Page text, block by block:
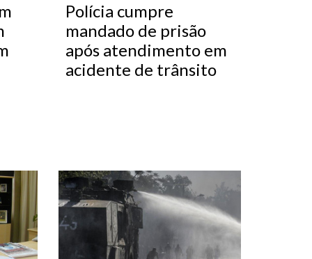
Polícia cumpre
mandado de prisão
após atendimento em
acidente de trânsito